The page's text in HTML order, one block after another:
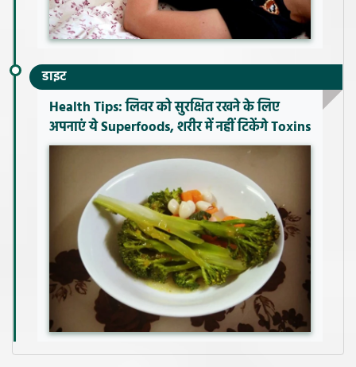
डाइट
Health Tips: लिवर को सुरक्षित रखने के लिए
अपनाएं ये Superfoods, शरीर में नहीं टिकेंगे Toxins